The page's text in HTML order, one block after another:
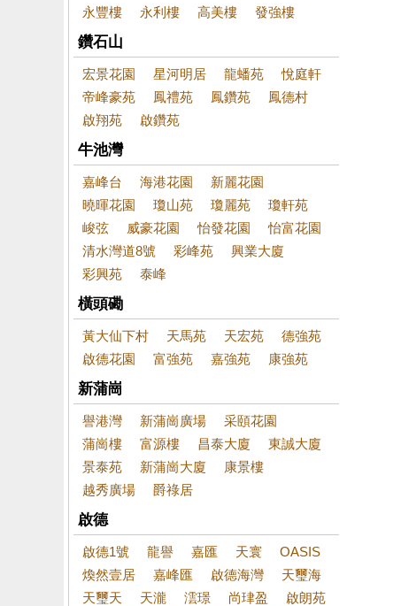
永豐樓
永利樓 高美樓 發強樓
鑽石山
宏景花園 星河明居 龍蟠苑
悅庭軒
帝峰豪苑
鳳禮苑 鳳鑽苑
鳳德村
啟翔苑
啟鑽苑
牛池灣
嘉峰台 海港花園
新麗花園
曉暉花園
瓊山苑 瓊麗苑
瓊軒苑
峻弦
威豪花園 怡發花園
怡富花園
清水灣道8號
彩峰苑
興業大廈
彩興苑
泰峰
橫頭磡
黃大仙下村 天馬苑 天宏苑
德強苑
啟德花園
富強苑 嘉強苑 康強苑
新蒲崗
譽港灣 新蒲崗廣場
采頤花園
蒲崗樓
富源樓 昌泰大廈
東誠大廈
景泰苑
新蒲崗大廈
康景樓
越秀廣場
爵祿居
啟德
啟德1號 龍譽 嘉匯 天寰
OASIS
煥然壹居
嘉峰匯 啟德海灣
天璽海
天璽天
天瀧 澐璟 尚珒盈
啟朗苑